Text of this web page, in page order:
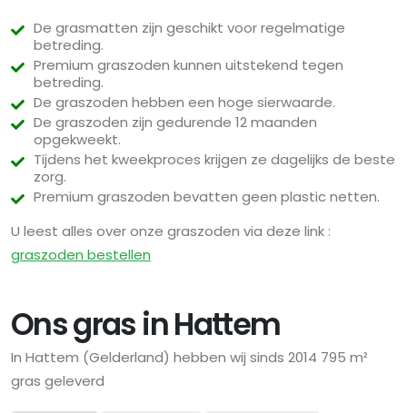
De grasmatten zijn geschikt voor regelmatige
betreding.
Premium graszoden kunnen uitstekend tegen
betreding.
De graszoden hebben een hoge sierwaarde.
De graszoden zijn gedurende 12 maanden
opgekweekt.
Tijdens het kweekproces krijgen ze dagelijks de beste
zorg.
Premium graszoden bevatten geen plastic netten.
U leest alles over onze graszoden via deze link :
graszoden bestellen
Ons gras in Hattem
In Hattem (Gelderland) hebben wij sinds 2014 795 m²
gras geleverd